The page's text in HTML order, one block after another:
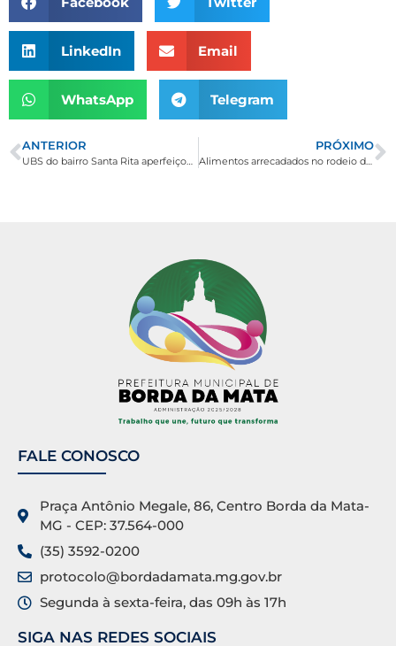
LinkedIn Email
WhatsApp Telegram
ANTERIOR
UBS do bairro Santa Rita aperfeiçoa conhecimentos sobre cuidados com pós-parto e recém-nascido
PRÓXIMO
Alimentos arrecadados no rodeio de Borda da Mata são destinados a instituições e famílias carentes
FALE CONOSCO
Praça Antônio Megale, 86, Centro Borda da Mata-
MG - CEP: 37.564-000
(35) 3592-0200
protocolo@bordadamata.mg.gov.br
Segunda à sexta-feira, das 09h às 17h
SIGA NAS REDES SOCIAIS